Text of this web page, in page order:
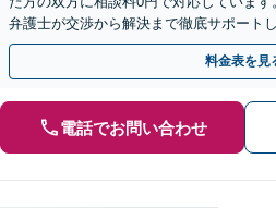
弁護士が交渉から解決まで徹底サポート
手金の返還保証もありますので安心して
料金表を見
電話でお問い合わせ